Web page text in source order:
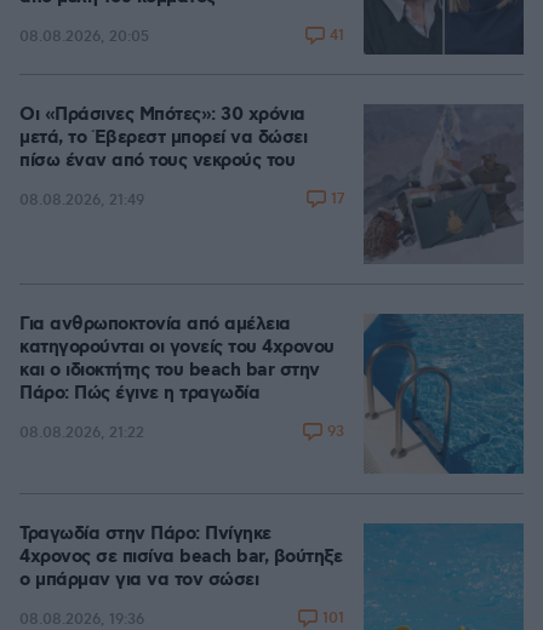
08.08.2026, 20:05 41
Οι «Πράσινες Μπότες»: 30 χρόνια
μετά, το Έβερεστ μπορεί να δώσει
πίσω έναν από τους νεκρούς του
08.08.2026, 21:49 17
Για ανθρωποκτονία από αμέλεια
κατηγορούνται οι γονείς του 4χρονου
και ο ιδιοκτήτης του beach bar στην
Πάρο: Πώς έγινε η τραγωδία
08.08.2026, 21:22 93
Τραγωδία στην Πάρο: Πνίγηκε
4χρονος σε πισίνα beach bar, βούτηξε
ο μπάρμαν για να τον σώσει
08.08.2026, 19:36 101